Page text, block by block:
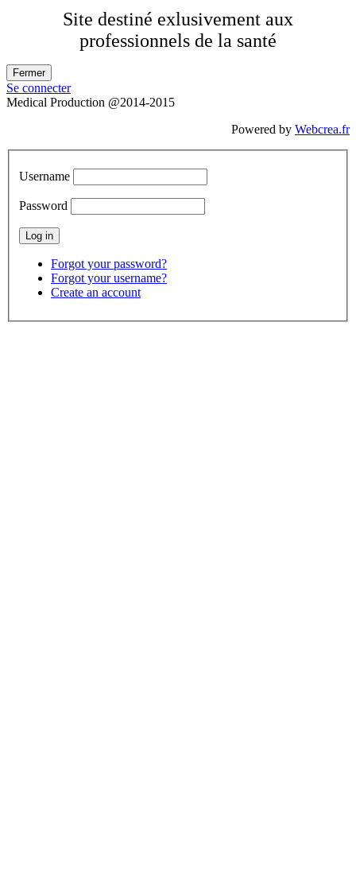
Site destiné exlusivement aux
professionnels de la santé
Se connecter
Medical Production @2014-2015
Powered by Webcrea.fr
Username
Password
Forgot your password?
Forgot your username?
Create an account